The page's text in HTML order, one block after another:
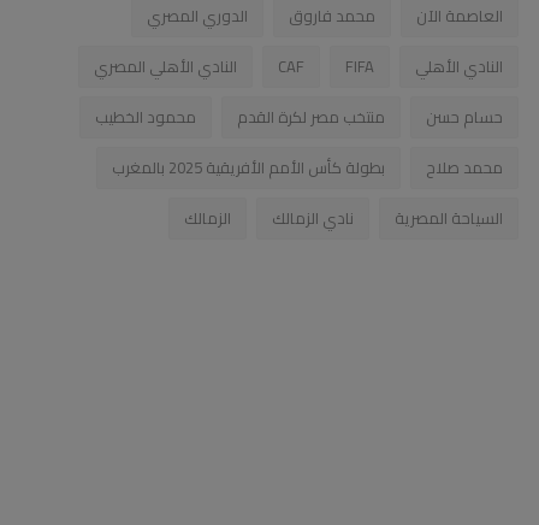
العاصمة الآن محمد فاروق
الدوري المصري
النادي الأهلي
FIFA
CAF
النادي الأهلي المصري
حسام حسن
منتخب مصر لكرة القدم
محمود الخطيب
محمد صلاح
بطولة كأس الأمم الأفريقية 2025 بالمغرب
السياحة المصرية
نادي الزمالك الزمالك